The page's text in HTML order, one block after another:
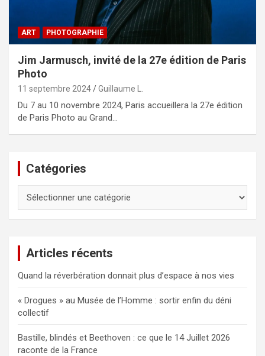
ART PHOTOGRAPHIE
Jim Jarmusch, invité de la 27e édition de Paris
Photo
11 septembre 2024 Guillaume L.
Du 7 au 10 novembre 2024, Paris accueillera la 27e édition
de Paris Photo au Grand…
Catégories
Articles récents
Quand la réverbération donnait plus d’espace à nos vies
« Drogues » au Musée de l’Homme : sortir enfin du déni
collectif
Bastille, blindés et Beethoven : ce que le 14 Juillet 2026
raconte de la France